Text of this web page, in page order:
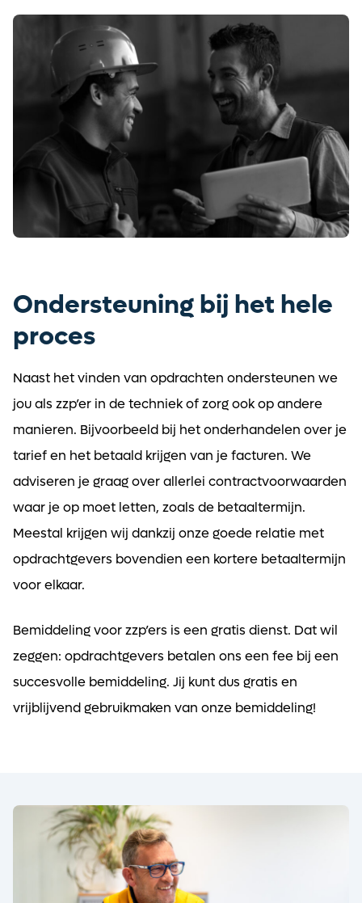
Ondersteuning bij het hele
proces
Naast het vinden van opdrachten ondersteunen we
jou als zzp’er in de techniek of zorg ook op andere
manieren. Bijvoorbeeld bij het onderhandelen over je
tarief en het betaald krijgen van je facturen. We
adviseren je graag over allerlei contractvoorwaarden
waar je op moet letten, zoals de betaaltermijn.
Meestal krijgen wij dankzij onze goede relatie met
opdrachtgevers bovendien een kortere betaaltermijn
voor elkaar.
Bemiddeling voor zzp’ers is een gratis dienst. Dat wil
zeggen: opdrachtgevers betalen ons een fee bij een
succesvolle bemiddeling. Jij kunt dus gratis en
vrijblijvend gebruikmaken van onze bemiddeling!
Ontvang vacatures direct in
Alerts ontvangen